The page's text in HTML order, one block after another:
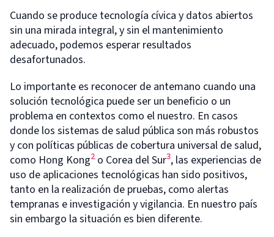
Cuando se produce tecnología cívica y datos abiertos
sin una mirada integral, y sin el mantenimiento
adecuado, podemos esperar resultados
desafortunados.
Lo importante es reconocer de antemano cuando una
solución tecnológica puede ser un beneficio o un
problema en contextos como el nuestro. En casos
donde los sistemas de salud pública son más robustos
y con políticas públicas de cobertura universal de salud,
como Hong Kong2o Corea del Sur3, las experiencias de
uso de aplicaciones tecnológicas han sido positivos,
tanto en la realización de pruebas, como alertas
tempranas e investigación y vigilancia. En nuestro país
sin embargo la situación es bien diferente.